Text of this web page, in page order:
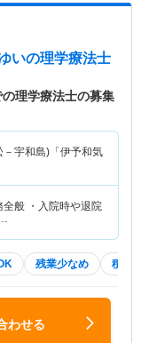
いの理学療法士
理学療法士の募集
－宇和島)「伊予和気
全般 ・入院時や退院
残業少なめ 積極
わせる